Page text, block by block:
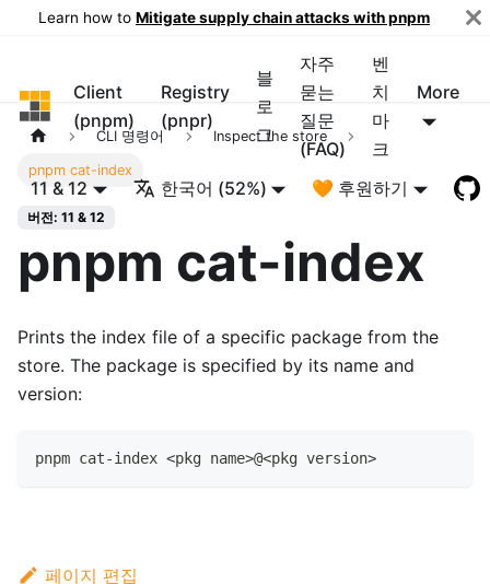
Learn how to Mitigate supply chain attacks with pnpm
pnpm
Client
(pnpm)
Registry
(pnpr)
블
로
그
자주
묻는
질문
(FAQ)
벤
치
마
크
More
11 & 12 한국어 (52%) 🧡 후원하기
CLI 명령어 Inspect the store
pnpm cat-index
버전: 11 & 12
pnpm cat-index
Prints the index file of a specific package from the
store. The package is specified by its name and
version:
pnpm cat-index <pkg name>@<pkg version>
페이지 편집